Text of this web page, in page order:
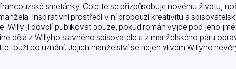
smetánky. Colette se přizpůsobuje novému životu,
Inspirativní prostředí v ní probouzí kreativitu a
Willy jí dovolí publikovat pouze, pokud román vyjde pod jeho
dělá z Willyho slavného spisovatele a z manželského páru
touží po uznání. Jejich manželství se nejen vlivem Willyho
hroutit. Willy se však své talentované ženy za žádnou cenu